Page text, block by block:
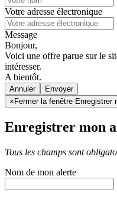
Votre adresse électronique
Message
Bonjour,
Voici une offre parue sur le
intéresser.
A bientôt.
Annuler
× Fermer la fenêtre Enregistrer
Enregistrer mon
Tous les champs sont
Nom de mon alerte